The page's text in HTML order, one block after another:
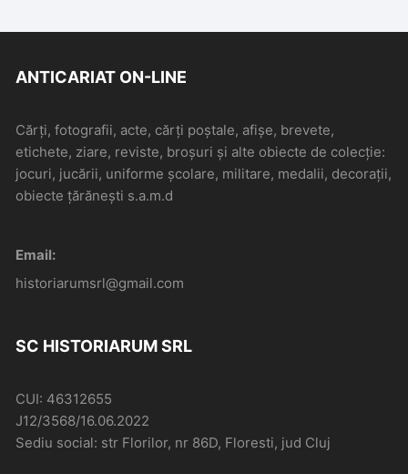
ANTICARIAT ON-LINE
Cărți, fotografii, acte, cărți poștale, afișe, brevete,
etichete, ziare, reviste, broșuri și alte obiecte de colecție:
jocuri, jucării, uniforme școlare, militare, medalii, decorații,
obiecte țărănești s.a.m.d
Email:
historiarumsrl@gmail.com
SC HISTORIARUM SRL
CUI: 46312655
J12/3568/16.06.2022
Sediu social: str Florilor, nr 86D, Floresti, jud Cluj